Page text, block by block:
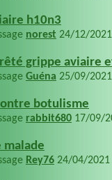
h10n3
norest 24/12/
grippe aviaire
Guéna 25/09/
botulisme
rabbit680 17/09/
malade
Rey76 24/04/2021